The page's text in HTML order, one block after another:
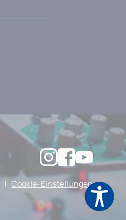
| Cookie-Einstellungen